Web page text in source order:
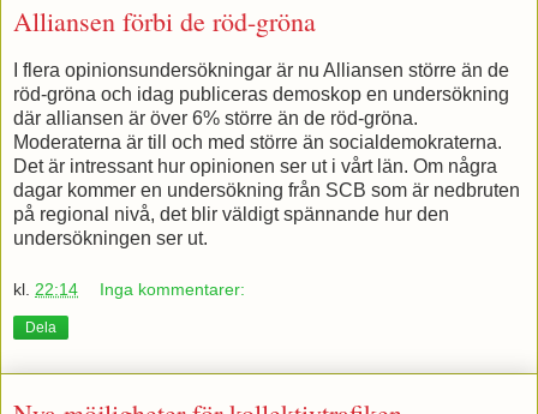
Alliansen förbi de röd-gröna
I flera opinionsundersökningar är nu Alliansen större än de
röd-gröna och idag publiceras demoskop en undersökning
där alliansen är över 6% större än de röd-gröna.
Moderaterna är till och med större än socialdemokraterna.
Det är intressant hur opinionen ser ut i vårt län. Om några
dagar kommer en undersökning från SCB som är nedbruten
på regional nivå, det blir väldigt spännande hur den
undersökningen ser ut.
kl. 22:14 Inga kommentarer:
Dela